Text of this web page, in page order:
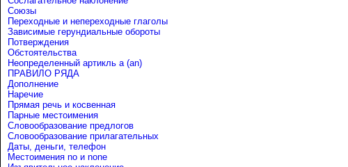
Союзы
Переходные и непереходные глаголы
Зависимые герундиальные обороты
Потверждения
Обстоятельства
Неопределенный артикль a (an)
ПРАВИЛО РЯДА
Дополнение
Наречие
Прямая речь и косвенная
Парные местоимения
Словообразование предлогов
Словообразование прилагательных
Даты, деньги, телефон
Местоимения no и none